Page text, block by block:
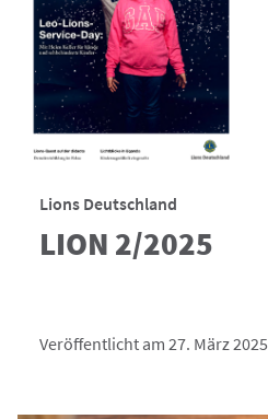
Lions Deutschland
LION 2/2025
Veröffentlicht am 27. März 2025